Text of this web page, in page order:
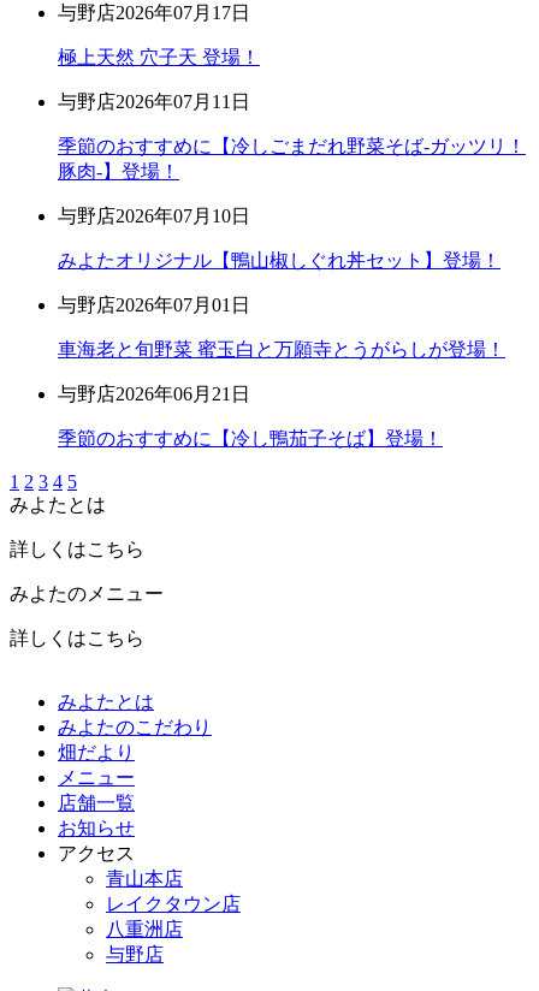
与野店2026年07月17日
極上天然 穴子天 登場！
与野店2026年07月11日
季節のおすすめに【冷しごまだれ野菜そば-ガッツリ！
豚肉-】登場！
与野店2026年07月10日
みよたオリジナル【鴨山椒しぐれ丼セット】登場！
与野店2026年07月01日
車海老と旬野菜 蜜玉白と万願寺とうがらしが登場！
与野店2026年06月21日
季節のおすすめに【冷し鴨茄子そば】登場！
1 2 3 4 5
みよたとは
詳しくはこちら
みよたのメニュー
詳しくはこちら
みよたとは
みよたのこだわり
畑だより
メニュー
店舗一覧
お知らせ
アクセス
青山本店
レイクタウン店
八重洲店
与野店